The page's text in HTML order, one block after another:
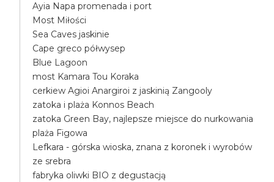
Ayia Napa promenada i port
Most Miłości
Sea Caves jaskinie
Cape greco półwysep
Blue Lagoon
most Kamara Tou Koraka
cerkiew Agioi Anargiroi z jaskinią Zangooly
zatoka i plaża Konnos Beach
zatoka Green Bay, najlepsze miejsce do nurkowania
plaża Figowa
Lefkara - górska wioska, znana z koronek i wyrobów
ze srebra
fabryka oliwki BIO z degustacją